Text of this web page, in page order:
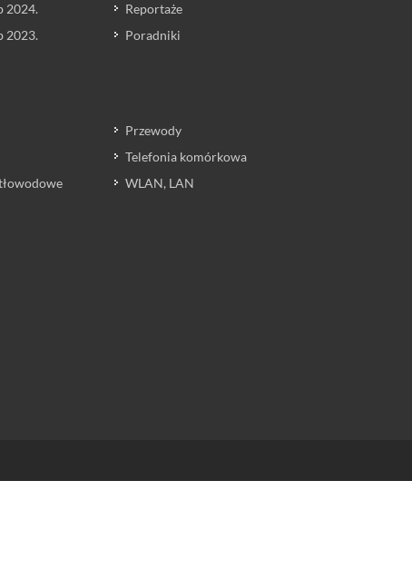
2024.
2023.
Reportaże
Poradniki
Przewody
Telefonia komórkowa
WLAN, LAN